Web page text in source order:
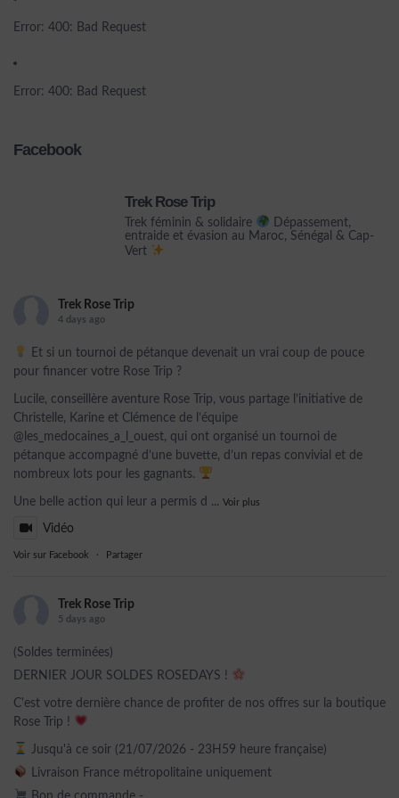
Error: 400: Bad Request
Error: 400: Bad Request
Facebook
Trek Rose Trip
Trek féminin & solidaire
Dépassement,
entraide et évasion au Maroc, Sénégal & Cap-
Vert
Trek Rose Trip
4 days ago
Et si un tournoi de pétanque devenait un vrai coup de pouce
pour financer votre Rose Trip ?
Lucile, conseillère aventure Rose Trip, vous partage l’initiative de
Christelle, Karine et Clémence de l’équipe
@les_medocaines_a_l_ouest, qui ont organisé un tournoi de
pétanque accompagné d’une buvette, d’un repas convivial et de
nombreux lots pour les gagnants.
Une belle action qui leur a permis d ... Voir plus
Vidéo
Voir sur Facebook · Partager
Trek Rose Trip
5 days ago
(Soldes terminées)
DERNIER JOUR SOLDES ROSEDAYS !
C'est votre dernière chance de profiter de nos offres sur la boutique
Rose Trip !
Jusqu'à ce soir (21/07/2026 - 23H59 heure française)
Livraison France métropolitaine uniquement